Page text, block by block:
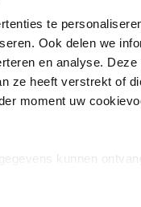
te
Ook delen we
en analyse.
ze heeft verstrekt of
moment uw
kunnen
worden
Disclosure policy